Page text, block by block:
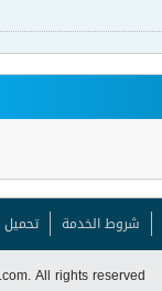
شروط الخدمة تحميل
All rights reserved